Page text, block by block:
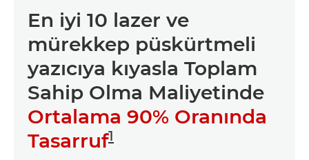
En iyi 10 lazer ve
mürekkep püskürtmeli
yazıcıya kıyasla Toplam
Sahip Olma Maliyetinde
Ortalama 90% Oranında
Tasarruf1